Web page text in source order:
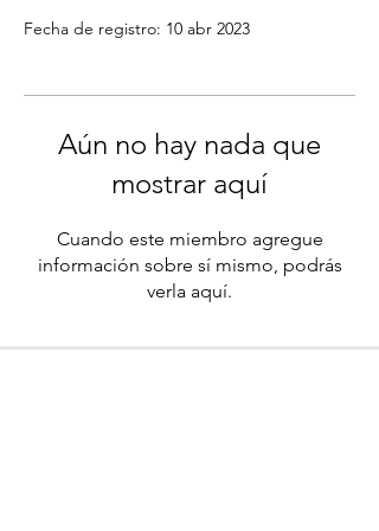
Fecha de registro: 10 abr 2023
Aún no hay nada que
mostrar aquí
Cuando este miembro agregue
información sobre sí mismo, podrás
verla aquí.